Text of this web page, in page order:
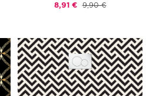
8,91 € 9,90 €